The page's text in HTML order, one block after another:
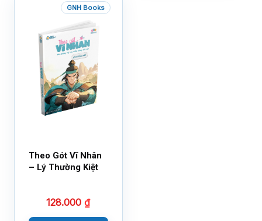
GNH Books
Theo Gót Vĩ Nhân
– Lý Thường Kiệt
128.000₫